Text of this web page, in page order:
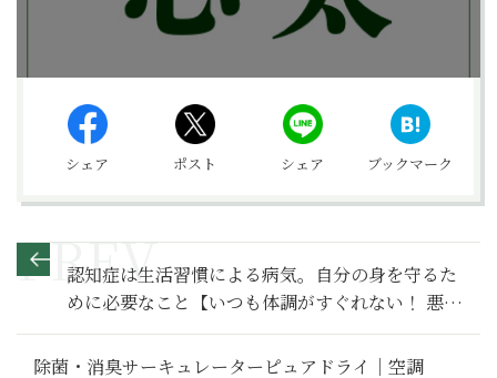
シェア ポスト シェア ブックマーク
認知症は生活習慣による病気。自分の身を守るた
めに必要なこと【いつも体調がすぐれない！ 悪し
き生活習慣への警告4】
除菌・消臭サーキュレーターピュアドライ｜空調